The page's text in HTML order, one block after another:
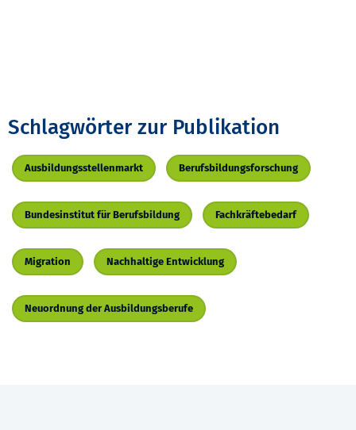
Schlagwörter zur Publikation
Ausbildungsstellenmarkt Berufsbildungsforschung
Bundesinstitut für Berufsbildung Fachkräftebedarf
Migration Nachhaltige Entwicklung
Neuordnung der Ausbildungsberufe